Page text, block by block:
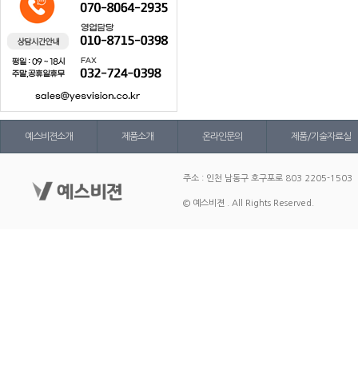
예스비젼소개 제품소개 온라인문의 제품/기술자료실
주소 : 인천 남동구 호구포로 803 2205-1503
© 예스비젼 . All Rights Reserved.